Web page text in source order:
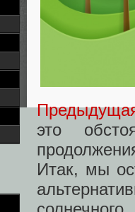
это
Итак, мы